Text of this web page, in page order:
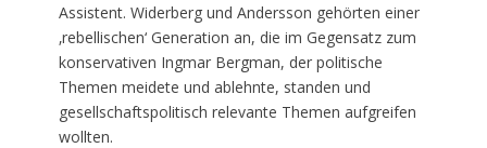
Assistent. Widerberg und Andersson gehörten einer
‚rebellischen‘ Generation an, die im Gegensatz zum
konservativen Ingmar Bergman, der politische
Themen meidete und ablehnte, standen und
gesellschaftspolitisch relevante Themen aufgreifen
wollten.